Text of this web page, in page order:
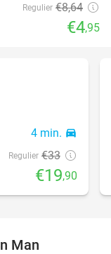
Regulier €8,64
€4,95
4 min. directions_car
Regulier €33
€19,90
Man